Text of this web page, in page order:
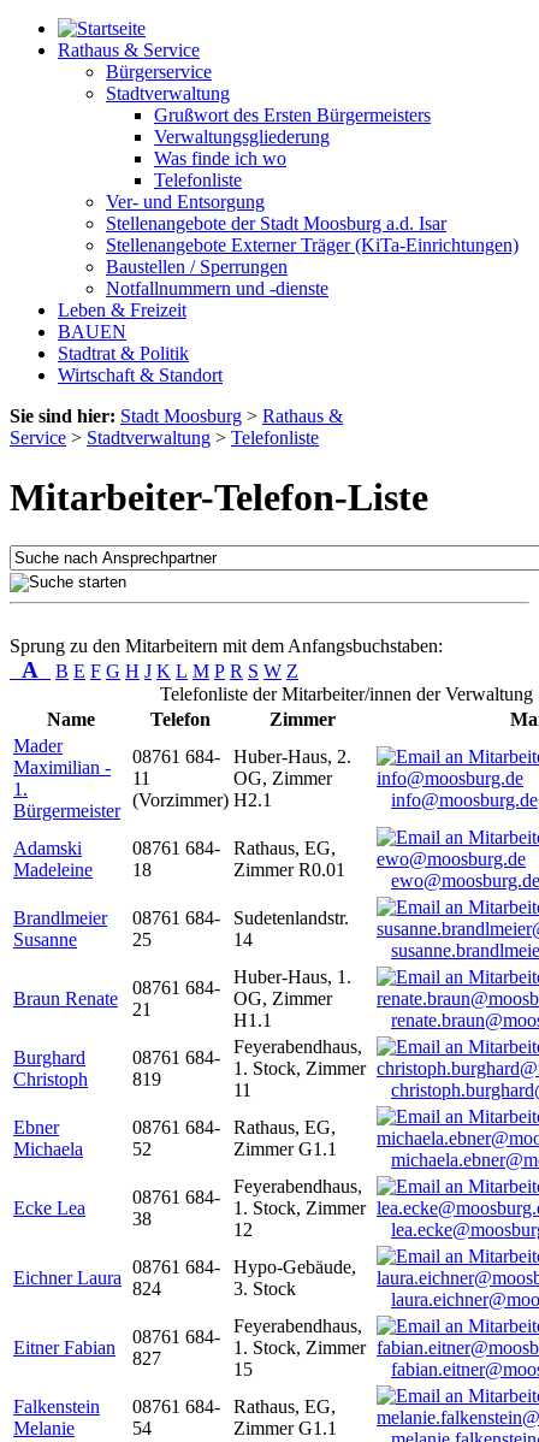
Rathaus & Service
Bürgerservice
Stadtverwaltung
Grußwort des Ersten Bürgermeisters
Verwaltungsgliederung
Was finde ich wo
Telefonliste
Ver- und Entsorgung
Stellenangebote der Stadt Moosburg a.d. Isar
Stellenangebote Externer Träger (KiTa-Einrichtungen)
Baustellen / Sperrungen
Notfallnummern und -dienste
Leben & Freizeit
BAUEN
Stadtrat & Politik
Wirtschaft & Standort
Sie sind hier: Stadt Moosburg > Rathaus &
Service > Stadtverwaltung > Telefonliste
Mitarbeiter-Telefon-Liste
Sprung zu den Mitarbeitern mit dem Anfangsbuchstaben:
A B E F G H J K L M P R S W Z
Telefonliste der Mitarbeiter/innen der Verwaltung
Name
Telefon Zimmer
Mader
Maximilian -
1.
Bürgermeister
08761 684-
11
(Vorzimmer)
Huber-Haus, 2.
OG, Zimmer
H2.1
info@moosburg.de
Adamski
Madeleine
08761 684-
18
Rathaus, EG,
Zimmer R0.01
ewo@moosburg.de
Brandlmeier
Susanne
08761 684-
25
Sudetenlandstr.
14
Braun Renate
08761 684-
21
Huber-Haus, 1.
OG, Zimmer
H1.1
Burghard
Christoph
08761 684-
819
Feyerabendhaus,
1. Stock, Zimmer
11
Ebner
Michaela
08761 684-
52
Rathaus, EG,
Zimmer G1.1
Ecke Lea
08761 684-
38
Feyerabendhaus,
1. Stock, Zimmer
12
Eichner Laura
08761 684-
824
Hypo-Gebäude,
3. Stock
Eitner Fabian
08761 684-
827
Feyerabendhaus,
1. Stock, Zimmer
15
Falkenstein
Melanie
08761 684-
54
Rathaus, EG,
Zimmer G1.1